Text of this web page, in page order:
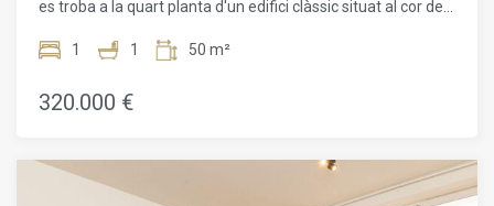
molt fàcil accedir a la resta de la ciutat mitjançant diferents
línies d'autobús i metro
es troba a la quart planta d'un edifici clàssic situat al cor del
pocs passos del carrer Princesa i del famós Museu Picasso,
contemporània.Recentment renovat, l'habitatge manté
detalls arquitectònics originals tot oferint comoditats
inclou una cuina equipada amb electrodomèstics moderns,
menjador acollidor i sala d'estar còmoda amb accés a un
1 1 50 m²
320.000 €